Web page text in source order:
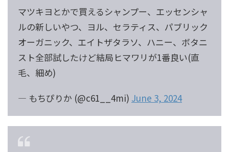
マツキヨとかで買えるシャンプー、エッセンシャ
ルの新しいやつ、ヨル、セラティス、パブリック
オーガニック、エイトザタラソ、ハニー、ボタニ
スト全部試したけど結局ヒマワリが1番良い(直
毛、細め)
— もちぴりか (@c61__4mi) June 3, 2024